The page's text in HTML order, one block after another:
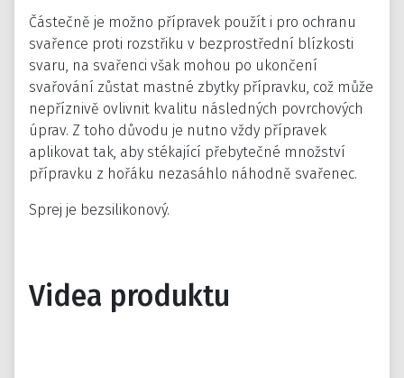
Částečně je možno přípravek použít i pro ochranu
svařence proti rozstřiku v bezprostřední blízkosti
svaru, na svařenci však mohou po ukončení
svařování zůstat mastné zbytky přípravku, což může
nepříznivě ovlivnit kvalitu následných povrchových
úprav. Z toho důvodu je nutno vždy přípravek
aplikovat tak, aby stékající přebytečné množství
přípravku z hořáku nezasáhlo náhodně svařenec.
Sprej je bezsilikonový.
Videa produktu